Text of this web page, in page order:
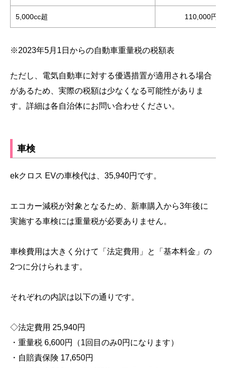
5,000cc超 110,000円
※2023年5月1日からの自動車重量税の税額表
ただし、電気自動車に対する優遇措置が適用される場合
があるため、実際の税額は少なくなる可能性がありま
す。詳細は各自治体にお問い合わせください。
車検
ekクロス EVの車検代は、35,940円です。
エコカー減税が対象となるため、新車購入から3年後に
実施する車検には重量税が必要ありません。
車検費用は大きく分けて「法定費用」と「基本料金」の
2つに分けられます。
それぞれの内訳は以下の通りです。
◇法定費用 25,940円
・重量税 6,600円（1回目のみ0円になります）
・自賠責保険 17,650円